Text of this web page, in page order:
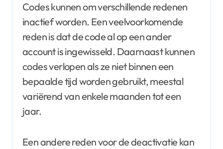
Codes kunnen om verschillende redenen
inactief worden. Een veelvoorkomende
reden is dat de code al op een ander
account is ingewisseld. Daarnaast kunnen
codes verlopen als ze niet binnen een
bepaalde tijd worden gebruikt, meestal
variërend van enkele maanden tot een
jaar.
Een andere reden voor de deactivatie kan